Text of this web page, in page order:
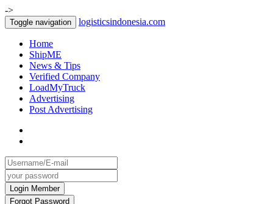
->
Toggle navigation logisticsindonesia.com
Home
ShipME
News & Tips
Verified Company
LoadMyTruck
Advertising
Post Advertising